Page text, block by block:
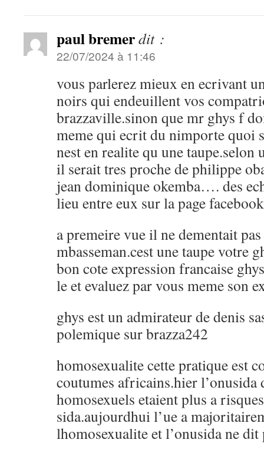
paul bremerdit :
22/07/2024 à 11:46
vous parlerez mieux en ecrivant
noirs qui endeuillent vos
brazzaville.sinon que mr ghys f
meme qui ecrit du nimporte quoi
nest en realite qu une taupe.selon
il serait tres proche de philippe
jean dominique okemba…. des
lieu entre eux sur la page
a premeire vue il ne dementait
mbasseman.cest une taupe votre
bon cote expression francaise
le et evaluez par vous meme son
ghys est un admirateur de denis
polemique sur brazza242
homosexualite cette pratique est
coutumes africains.hier l’onusida
homosexuels etaient plus a
sida.aujourdhui l’ue a
lhomosexualite et l’onusida ne